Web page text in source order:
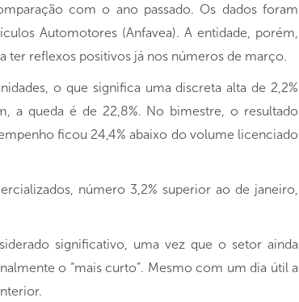
com o ano passado. Os dados foram
Automotores (Anfavea). A entidade, porém,
ter reflexos positivos já nos números de março.
o que significa uma discreta alta de 2,2%
a queda é de 22,8%. No bimestre, o resultado
ficou 24,4% abaixo do volume licenciado
número 3,2% superior ao de janeiro,
significativo, uma vez que o setor ainda
o “mais curto”. Mesmo com um dia útil a